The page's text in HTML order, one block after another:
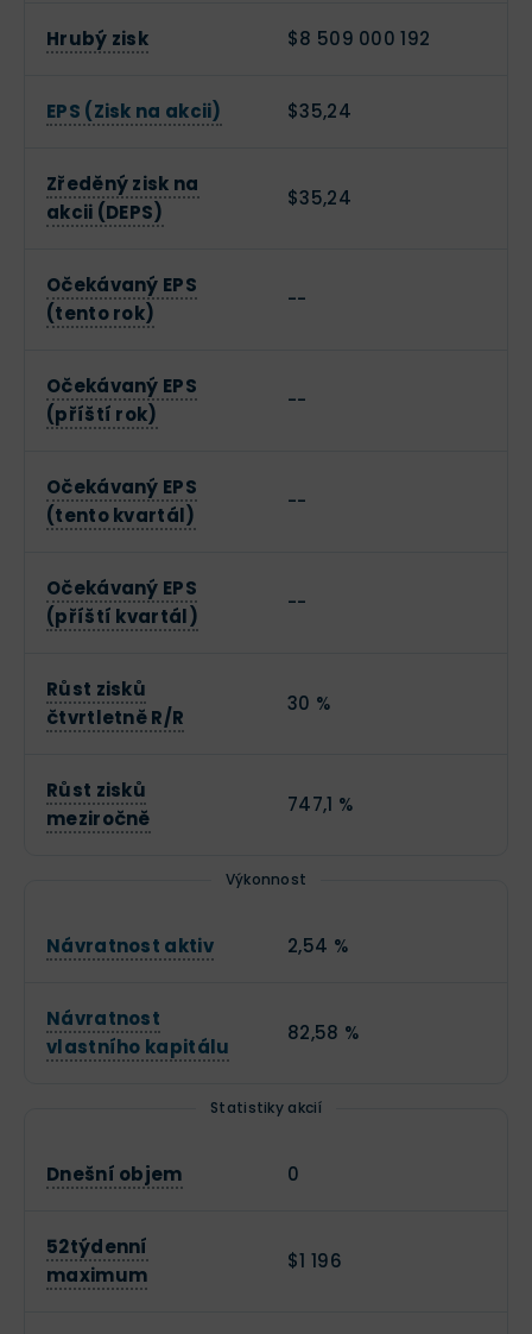
Hrubý zisk $8 509 000 192
EPS (Zisk na akcii) $35,24
Zředěný zisk na
akcii (DEPS)
$35,24
Očekávaný EPS
(tento rok)
--
Očekávaný EPS
(příští rok)
--
Očekávaný EPS
(tento kvartál)
--
Očekávaný EPS
(příští kvartál)
--
Růst zisků
čtvrtletně R/R
30 %
Růst zisků
meziročně
747,1 %
Výkonnost
Návratnost aktiv 2,54 %
Návratnost
vlastního kapitálu
82,58 %
Statistiky akcií
Dnešní objem 0
52týdenní
maximum
$1 196